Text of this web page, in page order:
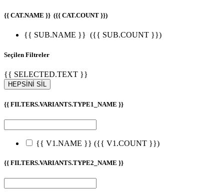
{{ CAT.NAME }} ({{ CAT.COUNT }})
{{ SUB.NAME }} ({{ SUB.COUNT }})
Seçilen Filtreler
{{ SELECTED.TEXT }}
HEPSİNİ SİL
{{ FILTERS.VARIANTS.TYPE1_NAME }}
{{ V1.NAME }} ({{ V1.COUNT }})
{{ FILTERS.VARIANTS.TYPE2_NAME }}